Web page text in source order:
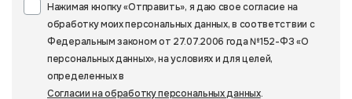
Нажимая кнопку «Отправить», я даю свое согласие на
обработку моих персональных данных, в соответствии с
Федеральным законом от 27.07.2006 года №152-ФЗ «О
персональных данных», на условиях и для целей,
определенных в
Согласии на обработку персональных данных.